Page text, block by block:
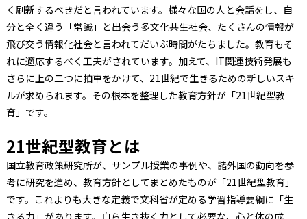
く刷新するべきだと言われています。様々な国の人と会話をし、自
分と全く違う「常識」と出会う多文化共生社会、たくさんの情報が
飛び交う情報化社会と言われてだいぶ時間がたちました。教育もそ
れに適応するべく工夫がされています。加えて、IT関連技術発展も
さらに上の二つに拍車をかけて、21世紀で生きるための新しいスキ
ルが求められます。その根本を整理した教育方針が「21世紀型教
育」です。
21世紀型教育とは
国立教育政策研究所が、サンプル授業の事例や、諸外国の動向を参
考に研究を進め、教育方針としてまとめたものが「21世紀型教育」
です。これよりも大きな定義で文科省が定める学習指導要綱に「生
きる力」があります。自ら生き抜く力として必要な、心と体の成